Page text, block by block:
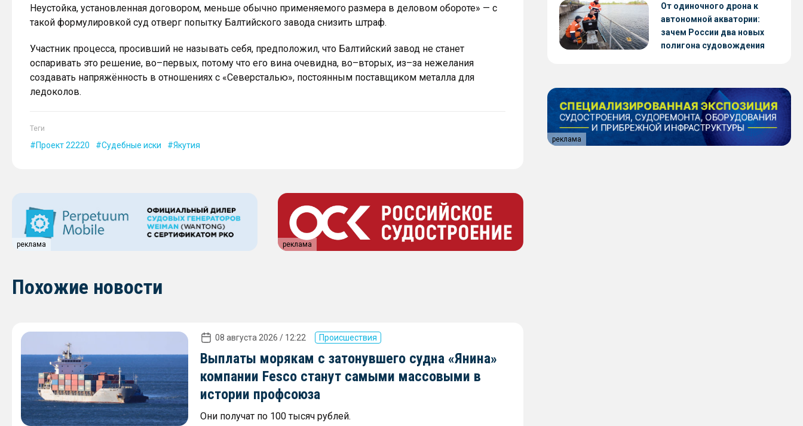
Неустойка, установленная договором, меньше обычно применяемого размера в деловом обороте» — с
такой формулировкой суд отверг попытку Балтийского завода снизить штраф.
Участник процесса, просивший не называть себя, предположил, что Балтийский завод не станет
оспаривать это решение, во–первых, потому что его вина очевидна, во–вторых, из–за нежелания
создавать напряжённость в отношениях с «Северсталью», постоянным поставщиком металла для
ледоколов.
Теги
Проект 22220 Судебные иски Якутия
реклама реклама
Похожие новости
08 августа 2026 / 12:22 Происшествия
Выплаты морякам с затонувшего судна «Янина»
компании Fesco станут самыми массовыми в
истории профсоюза
Они получат по 100 тысяч рублей.
предприятия
От одиночного дрона к
автономной акватории:
зачем России два новых
полигона судовождения
реклама